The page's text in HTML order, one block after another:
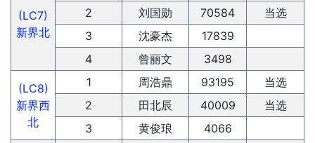
(LC7)
新界北
2
刘国勋 70584
当选
3
沈豪杰
17839
4
曾丽文 3498
(LC8)
新界西
北
1 周浩鼎 93195
当选
2
田北辰 40009
当选
3
黄俊琅 4066